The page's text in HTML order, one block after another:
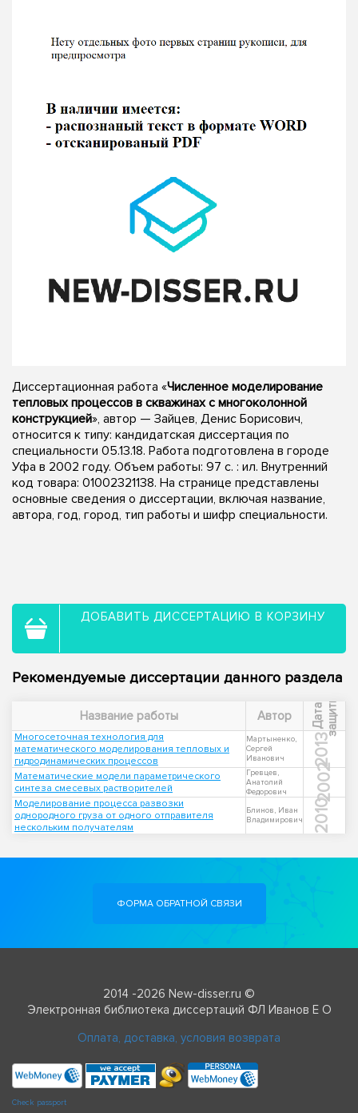
Диссертационная работа «Численное моделирование
тепловых процессов в скважинах с многоколонной
конструкцией», автор — Зайцев, Денис Борисович,
относится к типу: кандидатская диссертация по
специальности 05.13.18. Работа подготовлена в городе
Уфа в 2002 году. Объем работы: 97 с. : ил. Внутренний
код товара: 01002321138. На странице представлены
основные сведения о диссертации, включая название,
автора, год, город, тип работы и шифр специальности.
ДОБАВИТЬ ДИССЕРТАЦИЮ В КОРЗИНУ
Рекомендуемые диссертации данного раздела
Название работы Автор Д
а
т
а
з
а
щ
и
т ы
Многосеточная технология для
математического моделирования тепловых и
гидродинамических процессов
Мартыненко,
Сергей
Иванович
2013
Математические модели параметрического
синтеза смесевых растворителей
Гревцев,
Анатолий
Федорович
2002
Моделирование процесса развозки
однородного груза от одного отправителя
нескольким получателям
Блинов, Иван
Владимирович
2010
ФОРМА ОБРАТНОЙ СВЯЗИ
2014 -2026 New-disser.ru ©
Электронная библиотека диссертаций ФЛ Иванов Е О
Оплата, доставка, условия возврата
Check passport